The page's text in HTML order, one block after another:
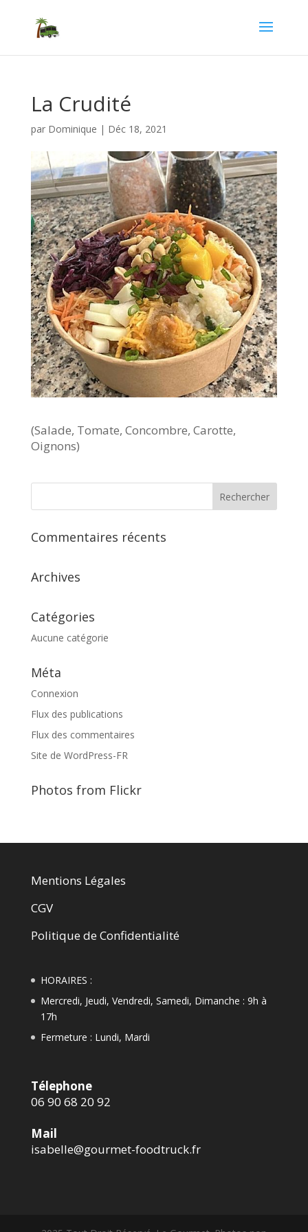
La Crudité
par Dominique | Déc 18, 2021
(Salade, Tomate, Concombre, Carotte,
Oignons)
Commentaires récents
Archives
Catégories
Aucune catégorie
Méta
Connexion
Flux des publications
Flux des commentaires
Site de WordPress-FR
Photos from Flickr
Mentions Légales
CGV
Politique de Confidentialité
HORAIRES :
Mercredi, Jeudi, Vendredi, Samedi, Dimanche : 9h à
17h
Fermeture : Lundi, Mardi
Télephone
06 90 68 20 92
Mail
isabelle@gourmet-foodtruck.fr